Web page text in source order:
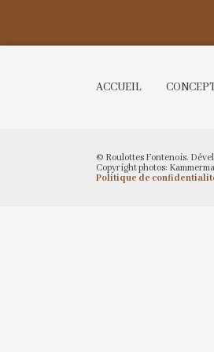
ACCUEIL
© Roulottes Fontenois.
Copyright photos:
Politique de